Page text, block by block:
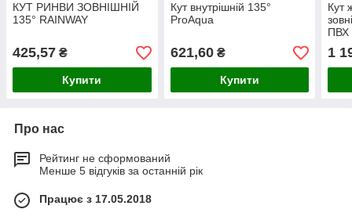
КУТ РИНВИ ЗОВНІШНІЙ
135° RAINWAY
425,57 ₴
Купити
Кут внутрішній 135°
ProAqua
621,60₴
Купити
Кут
ПВХ
1
Про нас
Рейтинг не сформований
Менше 5 відгуків за останній рік
Працює з 17.05.2018